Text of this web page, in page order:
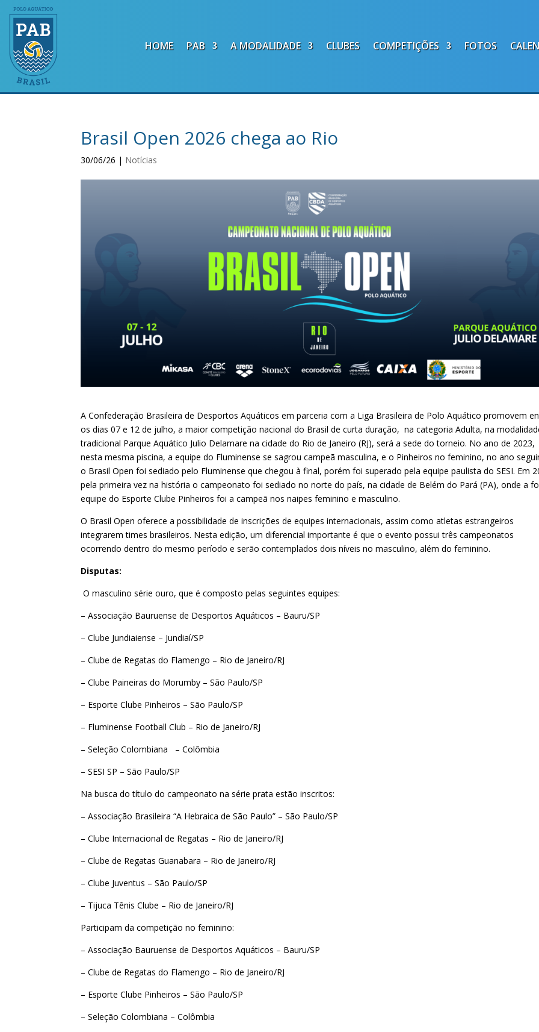
HOME PAB A MODALIDADE CLUBES COMPETIÇÕES FOTOS
Brasil Open 2026 chega ao Rio
30/06/26 | Notícias
A Confederação Brasileira de Desportos Aquáticos em parceria com a Liga Brasileira de Polo Aquático promovem
os dias 07 e 12 de julho, a maior competição nacional do Brasil de curta duração, na categoria Adulta, na
tradicional Parque Aquático Julio Delamare na cidade do Rio de Janeiro (RJ), será a sede do torneio. No ano de 2023,
nesta mesma piscina, a equipe do Fluminense se sagrou campeã masculina, e o Pinheiros no feminino, no ano
o Brasil Open foi sediado pelo Fluminense que chegou à final, porém foi superado pela equipe paulista do SESI. Em
pela primeira vez na história o campeonato foi sediado no norte do país, na cidade de Belém do Pará (PA), onde a
equipe do Esporte Clube Pinheiros foi a campeã nos naipes feminino e masculino.
O Brasil Open oferece a possibilidade de inscrições de equipes internacionais, assim como atletas estrangeiros
integrarem times brasileiros. Nesta edição, um diferencial importante é que o evento possui três campeonatos
ocorrendo dentro do mesmo período e serão contemplados dois níveis no masculino, além do feminino.
Disputas:
O masculino série ouro, que é composto pelas seguintes equipes:
– Associação Bauruense de Desportos Aquáticos – Bauru/SP
– Clube Jundiaiense – Jundiaí/SP
– Clube de Regatas do Flamengo – Rio de Janeiro/RJ
– Clube Paineiras do Morumby – São Paulo/SP
– Esporte Clube Pinheiros – São Paulo/SP
– Fluminense Football Club – Rio de Janeiro/RJ
– Seleção Colombiana – Colômbia
– SESI SP – São Paulo/SP
Na busca do título do campeonato na série prata estão inscritos:
– Associação Brasileira “A Hebraica de São Paulo” – São Paulo/SP
– Clube Internacional de Regatas – Rio de Janeiro/RJ
– Clube de Regatas Guanabara – Rio de Janeiro/RJ
– Clube Juventus – São Paulo/SP
– Tijuca Tênis Clube – Rio de Janeiro/RJ
Participam da competição no feminino:
– Associação Bauruense de Desportos Aquáticos – Bauru/SP
– Clube de Regatas do Flamengo – Rio de Janeiro/RJ
– Esporte Clube Pinheiros – São Paulo/SP
– Seleção Colombiana – Colômbia